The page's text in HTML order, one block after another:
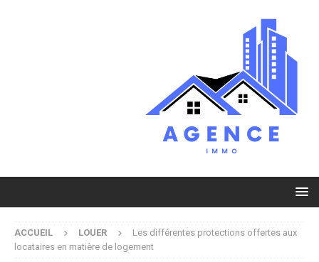
ACCUEIL LOUER
Les différentes protections offertes aux
locataires en matière de logement